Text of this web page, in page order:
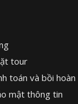
tour
toán và bồi hoàn
mật thông tin